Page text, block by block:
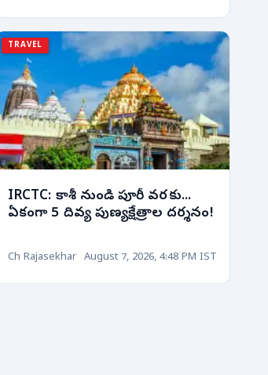
TRAVEL
IRCTC: కాశీ నుండి పూరీ వరకు...
ఏకంగా 5 దివ్య పుణ్యక్షేత్రాల దర్శనం!
Ch Rajasekhar August 7, 2026, 4:48 PM IST